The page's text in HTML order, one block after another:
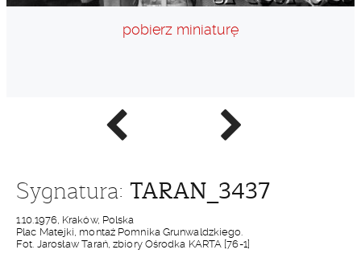
Poprzednie
zdjęcie
Następne
zdjęcie
pobierz miniaturę
Sygnatura: TARAN_3437
1.10.1976, Kraków, Polska
Plac Matejki, montaż Pomnika Grunwaldzkiego.
Fot. Jarosław Tarań, zbiory Ośrodka KARTA [76-1]